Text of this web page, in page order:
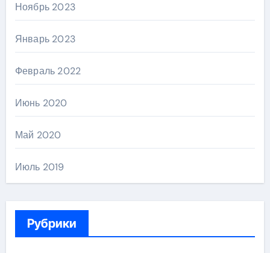
Ноябрь 2023
Январь 2023
Февраль 2022
Июнь 2020
Май 2020
Июль 2019
Рубрики